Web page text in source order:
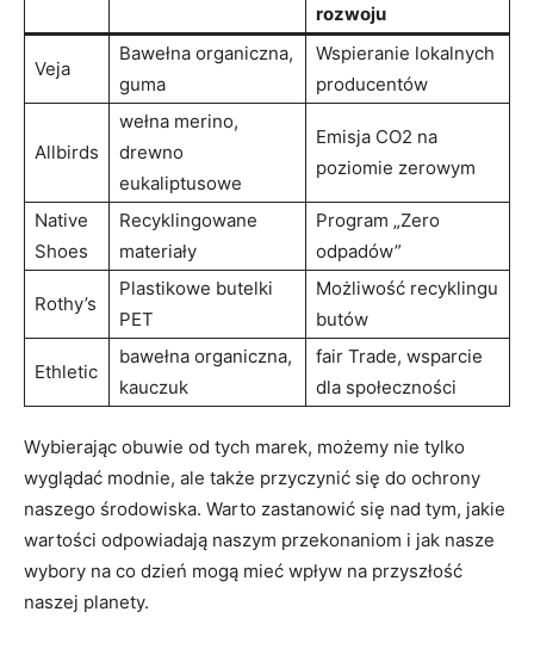
rozwoju
Veja
Bawełna organiczna,
guma
Wspieranie lokalnych
producentów
Allbirds
wełna merino,
drewno
eukaliptusowe
Emisja CO2 na
poziomie zerowym
Native
Shoes
Recyklingowane
materiały
Program „Zero
odpadów”
Rothy’s
Plastikowe butelki
PET
Możliwość recyklingu
butów
Ethletic
bawełna organiczna,
kauczuk
fair Trade, wsparcie
dla społeczności
Wybierając obuwie od tych marek, możemy nie tylko
wyglądać modnie, ale także przyczynić się do ochrony
naszego środowiska. Warto zastanowić się nad tym, jakie
wartości odpowiadają naszym przekonaniom i jak nasze
wybory na co dzień mogą mieć wpływ na przyszłość
naszej planety.